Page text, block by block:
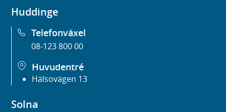
Huddinge
Telefonväxel
08-123 800 00
Huvudentré
Hälsovägen 13
Solna